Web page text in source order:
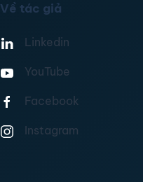
Về tác giả
Linkedin
YouTube
Facebook
Instagram